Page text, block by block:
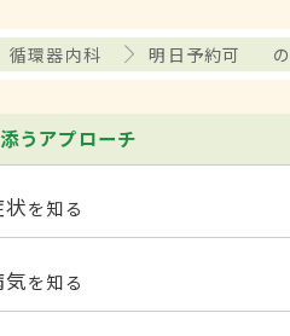
循環器内科 明日予約可
うアプローチ
を知る
を知る